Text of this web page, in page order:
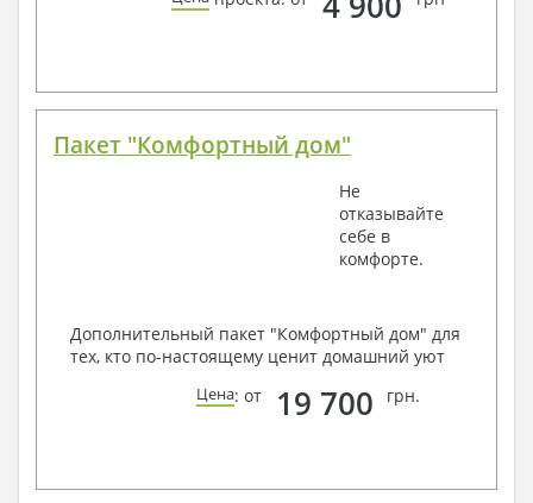
Пакет "Комфортный дом"
Не
отказывайте
себе в
комфорте.
Дополнительный пакет "Комфортный дом" для
тех, кто по-настоящему ценит домашний уют
Цена: от 19 700 грн.